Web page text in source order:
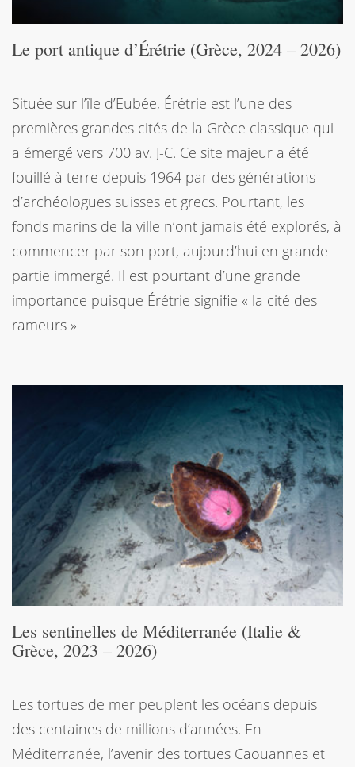
Le port antique d’Érétrie (Grèce, 2024 – 2026)
Située sur l’île d’Eubée, Érétrie est l’une des
premières grandes cités de la Grèce classique qui
a émergé vers 700 av. J-C. Ce site majeur a été
fouillé à terre depuis 1964 par des générations
d’archéologues suisses et grecs. Pourtant, les
fonds marins de la ville n’ont jamais été explorés, à
commencer par son port, aujourd’hui en grande
partie immergé. Il est pourtant d’une grande
importance puisque Érétrie signifie « la cité des
rameurs »
Les sentinelles de Méditerranée (Italie &
Grèce, 2023 – 2026)
Les tortues de mer peuplent les océans depuis
des centaines de millions d’années. En
Méditerranée, l’avenir des tortues Caouannes et